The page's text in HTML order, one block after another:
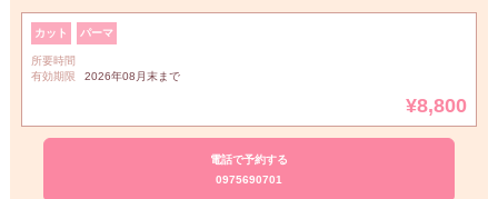
カット パーマ
所要時間
有効期限
2026年08月末まで
¥8,800
電話で予約する
0975690701